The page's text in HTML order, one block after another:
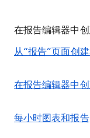
在报告编辑器中
从“报告”页面创
在报告编辑器中
每小时图表和报告